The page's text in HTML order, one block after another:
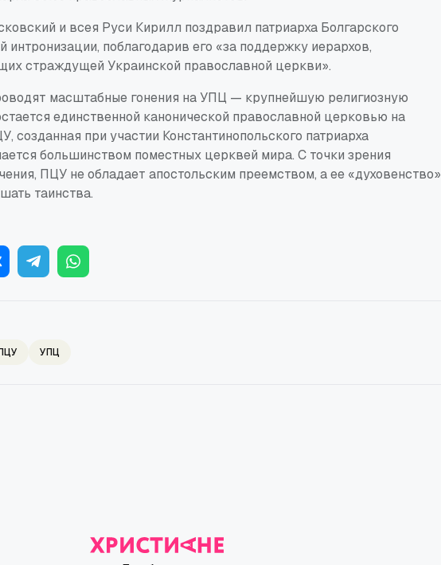
и всея Руси Кирилл поздравил патриарха Болгарского
поблагодарив его «за поддержку иерархов,
страждущей Украинской православной церкви».
масштабные гонения на УПЦ — крупнейшую религиозную
единственной канонической православной церковью на
созданная при участии Константинопольского патриарха
большинством поместных церквей мира. С точки зрения
ПЦУ не обладает апостольским преемством, а ее «духовенство»
таинства.
УПЦ